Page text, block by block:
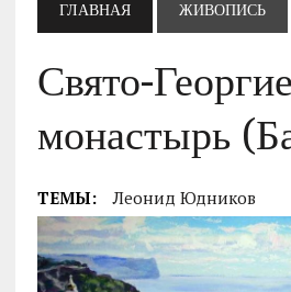
ГЛАВНАЯ ЖИВОПИСЬ
Свято-
монастырь
ТЕМЫ: Леонид Юдников